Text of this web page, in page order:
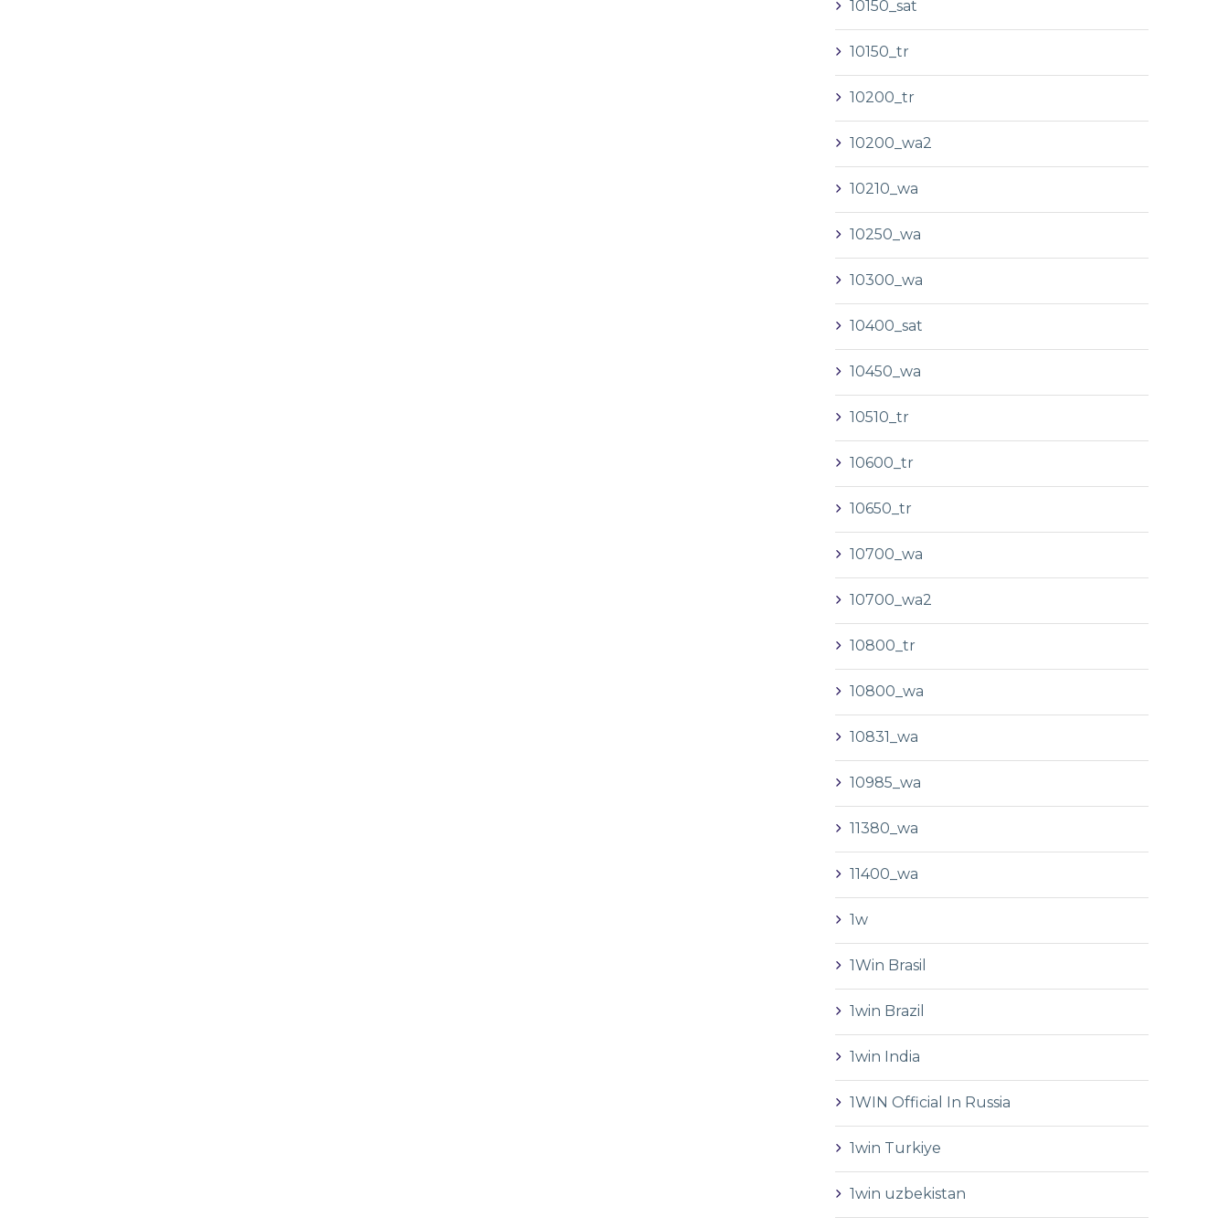
10150_sat
10150_tr
10200_tr
10200_wa2
10210_wa
10250_wa
10300_wa
10400_sat
10450_wa
10510_tr
10600_tr
10650_tr
10700_wa
10700_wa2
10800_tr
10800_wa
10831_wa
10985_wa
11380_wa
11400_wa
1w
1Win Brasil
1win Brazil
1win India
1WIN Official In Russia
1win Turkiye
1win uzbekistan